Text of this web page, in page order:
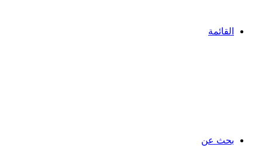
القائمة
بحث عن